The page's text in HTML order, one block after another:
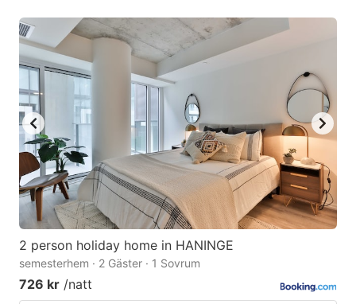
2 person holiday home in HANINGE
semesterhem · 2 Gäster · 1 Sovrum
726 kr /natt